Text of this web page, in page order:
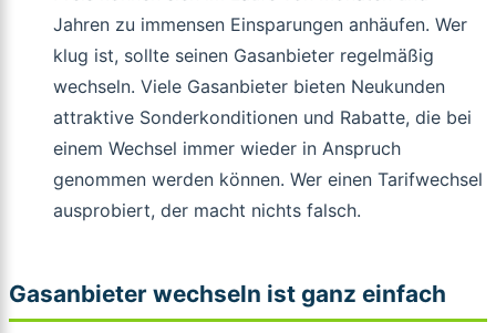
Jahren zu immensen Einsparungen anhäufen. Wer
klug ist, sollte seinen Gasanbieter regelmäßig
wechseln. Viele Gasanbieter bieten Neukunden
attraktive Sonderkonditionen und Rabatte, die bei
einem Wechsel immer wieder in Anspruch
genommen werden können. Wer einen Tarifwechsel
ausprobiert, der macht nichts falsch.
Gasanbieter wechseln ist ganz einfach